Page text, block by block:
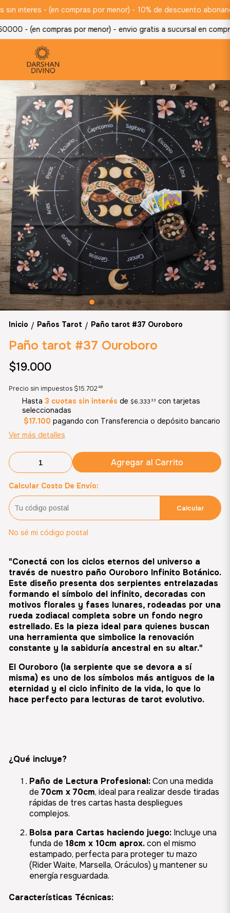
interes - (en compras por menor) - 10% de descuento
- (en compras por menor) - envio gratis a sucursal en
Inicio / Paños Tarot / Paño tarot #37 Ouroboro
Paño tarot #37 Ouroboro
$19.000
Precio sin impuestos $15.702 48
Hasta 3 cuotas sin interés de $6.333 33 con tarjetas
seleccionadas
$17.100 pagando con Transferencia o depósito bancario
Ver más detalles
Agregar al Carrito
Calcular Costo De Envío:
Calcular
No sé mi código postal
"Conectá con los ciclos eternos del universo a
través de nuestro paño Ouroboro Infinito Botánico.
Este diseño presenta dos serpientes entrelazadas
formando el símbolo del infinito, decoradas con
motivos florales y fases lunares, rodeadas por una
rueda zodiacal completa sobre un fondo negro
estrellado. Es la pieza ideal para quienes buscan
una herramienta que simbolice la renovación
constante y la sabiduría ancestral en su altar."
El Ouroboro(la serpiente que se devora a sí
misma) es uno de los símbolos más antiguos de la
eternidad y el ciclo infinito de la vida, lo que lo
hace perfecto para lecturas de tarot evolutivo.
¿Qué incluye?
Paño de Lectura Profesional:Con una medida
de 70cm x 70cm, ideal para realizar desde tiradas
rápidas de tres cartas hasta despliegues
complejos.
Bolsa para Cartas haciendo juego:Incluye una
funda de 18cm x 10cm aprox.con el mismo
estampado, perfecta para proteger tu mazo
(Rider Waite, Marsella, Oráculos) y mantener su
energía resguardada.
Características Técnicas: